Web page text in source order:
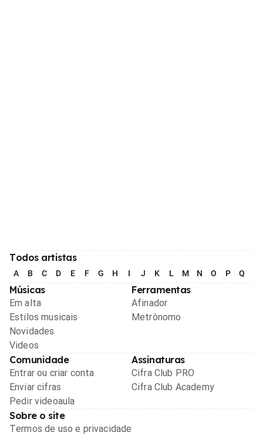
Todos artistas
A B C D E F G H I J K L M N O P Q
Músicas
Em alta
Estilos musicais
Novidades
Videos
Ferramentas
Afinador
Metrônomo
Comunidade
Entrar ou criar conta
Enviar cifras
Pedir videoaula
Assinaturas
Cifra Club PRO
Cifra Club Academy
Sobre o site
Termos de uso e privacidade